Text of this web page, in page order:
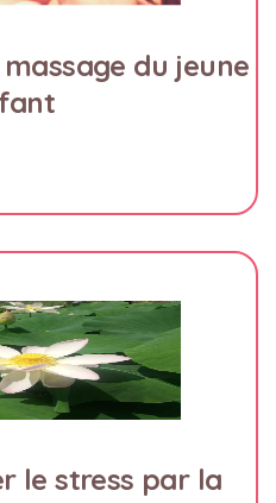
du jeune
le stress par la